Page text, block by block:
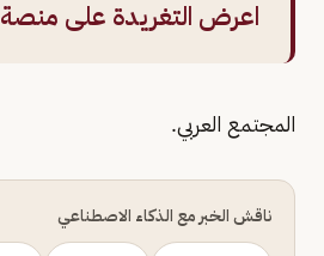
اعرض التغريدة على منصة X
المجتمع العربي.
ناقش الخبر مع الذكاء الاصطناعي